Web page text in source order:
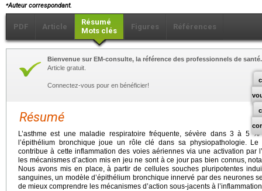
⁎Auteur correspondant.
PDF Article
Résumé
Mots clés
Figures Références
Bienvenue sur EM-consulte, la référence des professionnels de santé.
Article gratuit.
Connectez-vous pour en bénéficier!
Résumé
L’asthme est une maladie respiratoire fréquente, sévère dans 3 à 5
l’épithélium bronchique joue un rôle clé dans sa physiopathologie. Le
contribue à cette inflammation des voies aériennes via une activation par
les mécanismes d’action mis en jeu ne sont à ce jour pas bien connus,
Nous avons mis en place, à partir de cellules souches pluripotentes
sanguines, un modèle d’épithélium bronchique innervé par des neurones
de mieux comprendre les mécanismes d’action sous-jacents à